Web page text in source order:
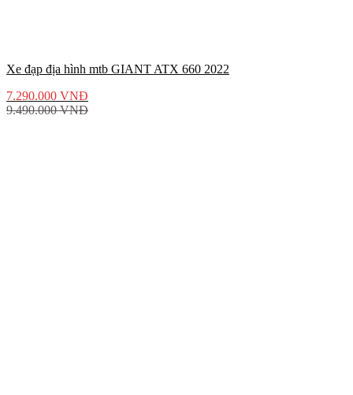
Xe đạp địa hình mtb GIANT ATX 660 2022
7.290.000 VNĐ
9.490.000VNĐ